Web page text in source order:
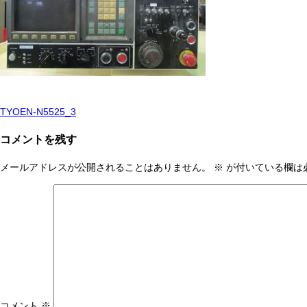
投
稿
ナ
TYOEN-N5525_3
コメントを残す
メールアドレスが公開されることはありません。 ※ が付いている欄は